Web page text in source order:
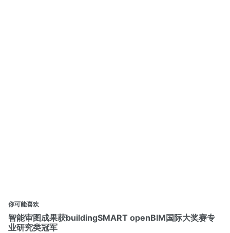
你可能喜欢
智能审图成果获buildingSMART openBIM国际大奖赛专
业研究类冠军